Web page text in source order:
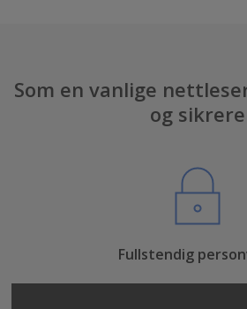
Som en vanlige
og sikrere
Fullstendig